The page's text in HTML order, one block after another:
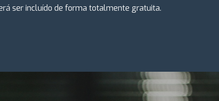
ser incluído de forma totalmente gratuita.